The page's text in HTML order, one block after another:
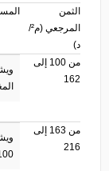
الثمن
المرجعي (م²/
د)
من 100 إلى
162
من 163 إلى
216
100 م² ولا تتعدى